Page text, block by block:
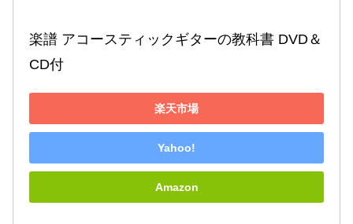
楽譜 アコースティックギターの教科書 DVD＆
CD付
楽天市場
Yahoo!
Amazon